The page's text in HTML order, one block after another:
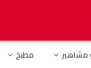
مشاهير مطبخ
الكل”